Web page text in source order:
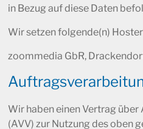
in Bezug auf diese Daten
Wir setzen folgende(n)
zoommedia GbR,
Wir haben einen Vertrag
(AVV) zur Nutzung des oben